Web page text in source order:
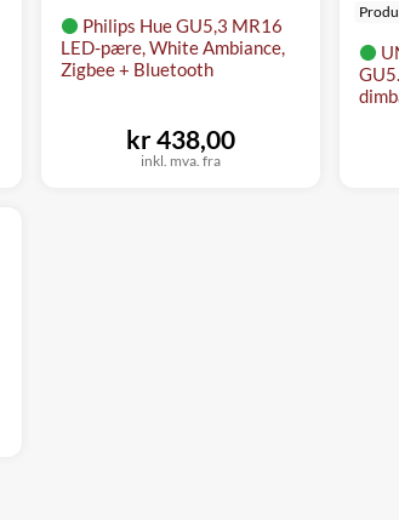
Philips Hue GU5,3 MR16
LED-pære, White Ambiance,
Zigbee + Bluetooth
inkl. mva. fra
kr 438,00